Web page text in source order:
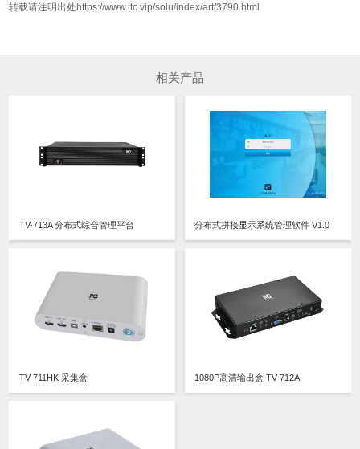
转载请注明出处https://www.itc.vip/solu/index/art/3790.html
相关产品
TV-713A 分布式综合管理平台 分布式拼接显示系统管理软件 V1.0
TV-711HK 采集盒 1080P高清输出盒 TV-712A